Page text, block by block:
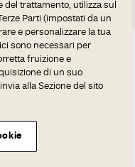
del trattamento, utilizza sul
Parti (impostati da un
e personalizzare la tua
sono necessari per
fruizione e
di un suo
alla Sezione del sito